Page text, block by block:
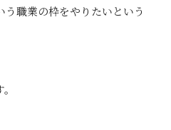
職業の枠をやりたいという